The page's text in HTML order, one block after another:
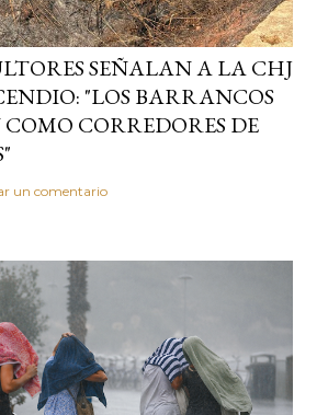
SEÑALAN A LA CHJ
"LOS BARRANCOS
CORREDORES DE
un comentario